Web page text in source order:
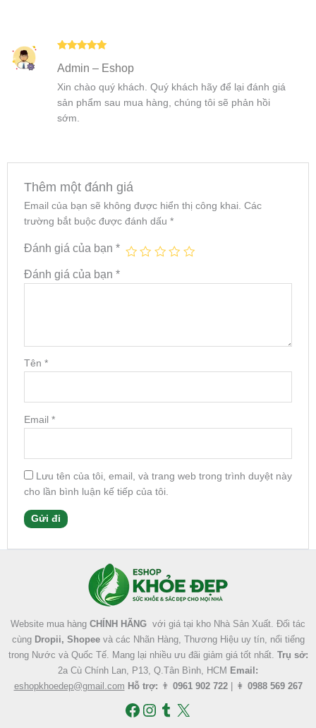
hạng55
Admin – Eshop
Xin chào quý khách. Quý khách hãy để lại đánh giá
sản phẩm sau mua hàng, chúng tôi sẽ phản hồi
sớm.
Thêm một đánh giá
Email của bạn sẽ không được hiển thị công khai. Các
trường bắt buộc được đánh dấu *
Đánh giá của bạn *
Đánh giá của bạn *
Tên *
Email *
Lưu tên của tôi, email, và trang web trong trình duyệt này
cho lần bình luận kế tiếp của tôi.
Website mua hàng CHÍNH HÃNG với giá tại kho Nhà Sản Xuất. Đối tác
cùng Dropii, Shopeevà các Nhãn Hàng, Thương Hiệu uy tín, nổi tiếng
trong Nước và Quốc Tế. Mang lại nhiều ưu đãi giảm giá tốt nhất. Trụ sở:
2a Cù Chính Lan, P13, Q.Tân Bình, HCM Email:
eshopkhoedep@gmail.com Hỗ trợ: 👨 0961 902 722| 👩 0988 569 267